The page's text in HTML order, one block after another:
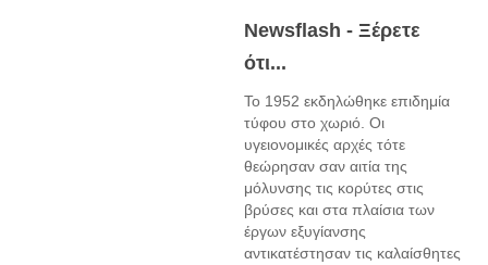
Newsflash - Ξέρετε
ότι...
Το 1952 εκδηλώθηκε επιδημία
τύφου στο χωριό. Οι
υγειονομικές αρχές τότε
θεώρησαν σαν αιτία της
μόλυνσης τις κορύτες στις
βρύσες και στα πλαίσια των
έργων εξυγίανσης
αντικατέστησαν τις καλαίσθητες